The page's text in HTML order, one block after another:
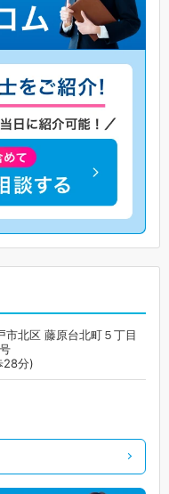
市北区 藤原台北町５丁目
28分)